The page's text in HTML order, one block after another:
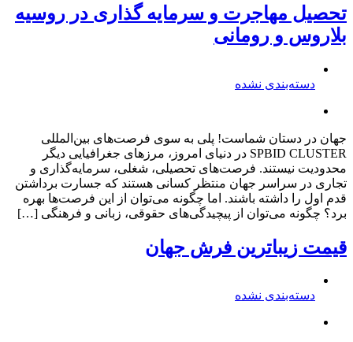
تحصیل مهاجرت و سرمایه گذاری در روسیه
بلاروس و رومانی
دسته‌بندی نشده
جهان در دستان شماست! پلی به سوی فرصت‌های بین‌المللی
SPBID CLUSTER در دنیای امروز، مرزهای جغرافیایی دیگر
محدودیت نیستند. فرصت‌های تحصیلی، شغلی، سرمایه‌گذاری و
تجاری در سراسر جهان منتظر کسانی هستند که جسارت برداشتن
قدم اول را داشته باشند. اما چگونه می‌توان از این فرصت‌ها بهره
برد؟ چگونه می‌توان از پیچیدگی‌های حقوقی، زبانی و فرهنگی […]
قیمت زیباترین فرش جهان
دسته‌بندی نشده